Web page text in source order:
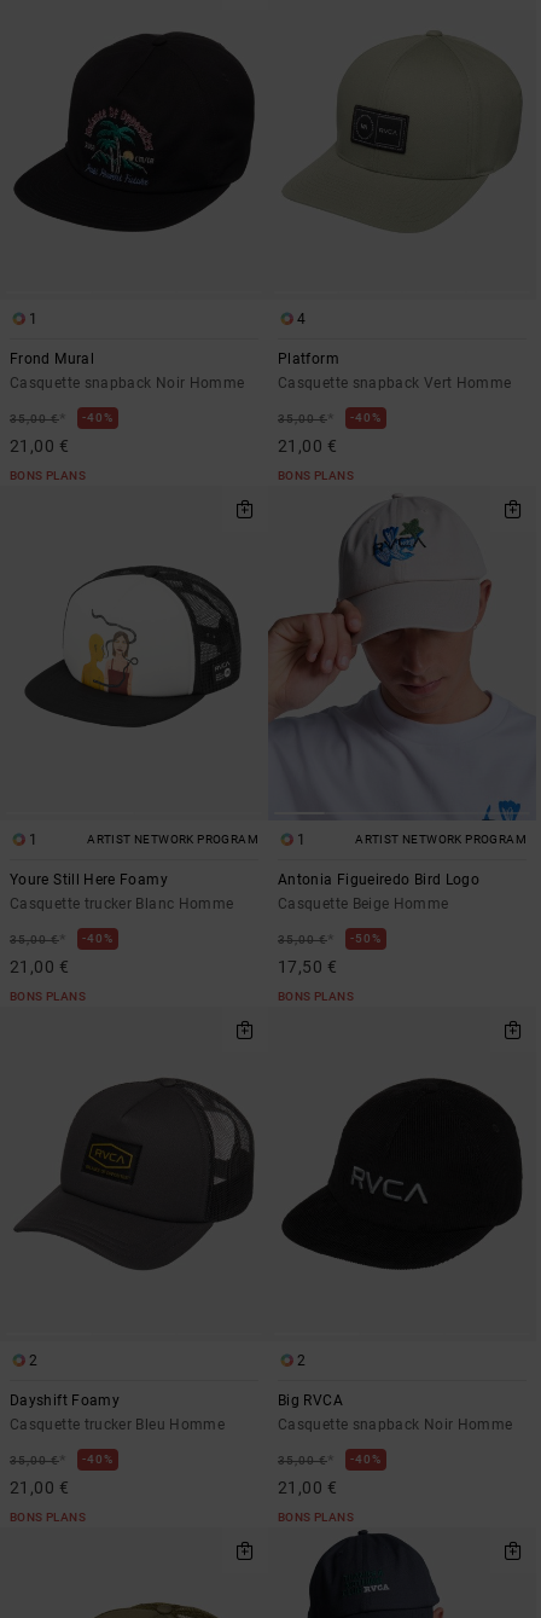
1
Frond Mural
Casquette snapback Noir Homme
35,00 €* 40%
21,00 €
BONS PLANS
4
Platform
Casquette snapback Vert Homme
35,00 €* 40%
21,00 €
BONS PLANS
1 ARTIST NETWORK PROGRAM
Youre Still Here Foamy
Casquette trucker Blanc Homme
35,00 €* 40%
21,00 €
BONS PLANS
1 ARTIST NETWORK PROGRAM
Antonia Figueiredo Bird Logo
Casquette Beige Homme
35,00 €* 50%
17,50 €
BONS PLANS
2
Dayshift Foamy
Casquette trucker Bleu Homme
35,00 €* 40%
21,00 €
BONS PLANS
2
Big RVCA
Casquette snapback Noir Homme
35,00 €* 40%
21,00 €
BONS PLANS